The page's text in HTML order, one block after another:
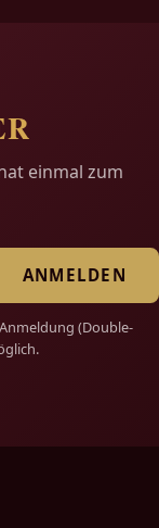
einmal zum
ANMELDEN
(Double-